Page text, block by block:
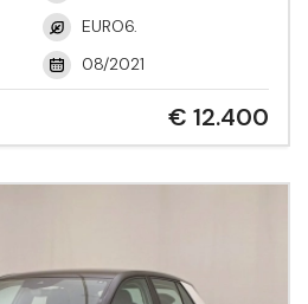
EURO6.
08/2021
€ 12.400